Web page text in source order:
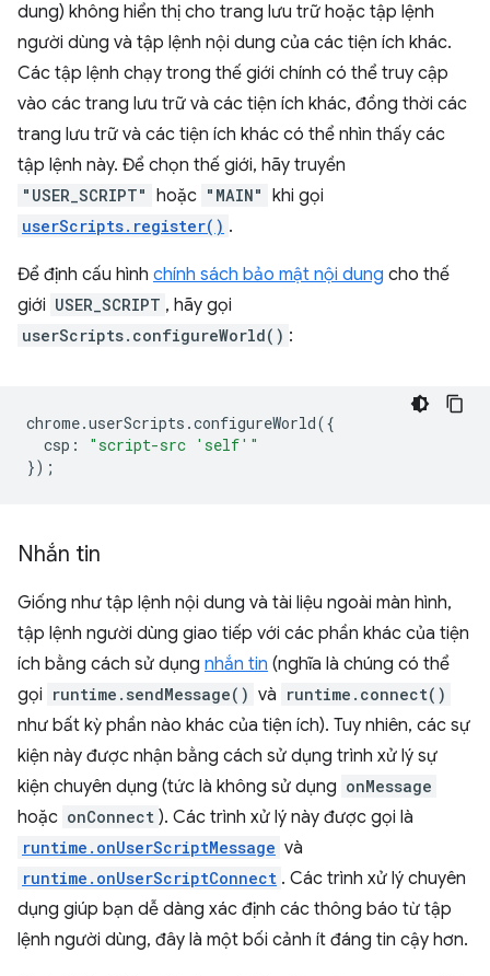
dung) không hiển thị cho trang lưu trữ hoặc tập lệnh
người dùng và tập lệnh nội dung của các tiện ích khác.
Các tập lệnh chạy trong thế giới chính có thể truy cập
vào các trang lưu trữ và các tiện ích khác, đồng thời các
trang lưu trữ và các tiện ích khác có thể nhìn thấy các
tập lệnh này. Để chọn thế giới, hãy truyền
"USER_SCRIPT" hoặc "MAIN" khi gọi
userScripts.register() .
Để định cấu hình chính sách bảo mật nội dung cho thế
giới USER_SCRIPT , hãy gọi
userScripts.configureWorld() :
chrome.userScripts .configureWorld({
csp :
"script-src 'self'"
});
Nhắn tin
Giống như tập lệnh nội dung và tài liệu ngoài màn hình,
tập lệnh người dùng giao tiếp với các phần khác của tiện
ích bằng cách sử dụng nhắn tin (nghĩa là chúng có thể
gọi runtime.sendMessage() và runtime.connect()
như bất kỳ phần nào khác của tiện ích). Tuy nhiên, các sự
kiện này được nhận bằng cách sử dụng trình xử lý sự
kiện chuyên dụng (tức là không sử dụng onMessage
hoặc onConnect ). Các trình xử lý này được gọi là
runtime.onUserScriptMessage và
runtime.onUserScriptConnect . Các trình xử lý chuyên
dụng giúp bạn dễ dàng xác định các thông báo từ tập
lệnh người dùng, đây là một bối cảnh ít đáng tin cậy hơn.